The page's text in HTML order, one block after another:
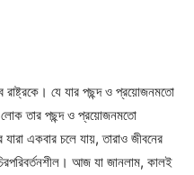
রাষ্ট্রকে। যে যার পছন্দ ও প্রয়োজনমতো
লোক তার পছন্দ ও প্রয়োজনমতো
একবার চলে যায়, তারাও জীবনের
আজ যা জানলাম, কালই